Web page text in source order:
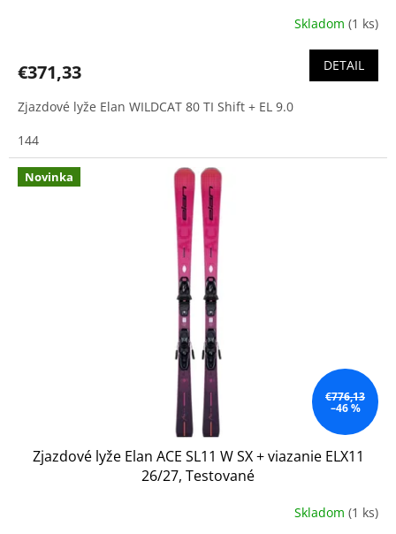
Skladom (1 ks)
€371,33 DETAIL
Zjazdové lyže Elan WILDCAT 80 TI Shift + EL 9.0
144
Novinka
€776,13
–46 %
Zjazdové lyže Elan ACE SL11 W SX + viazanie ELX11
26/27, Testované
Skladom (1 ks)